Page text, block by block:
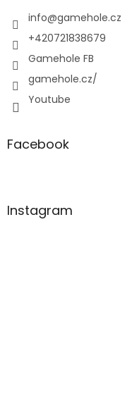
info@gamehole.cz
+420721838679
Gamehole FB
gamehole.cz/
Youtube
Facebook
Instagram